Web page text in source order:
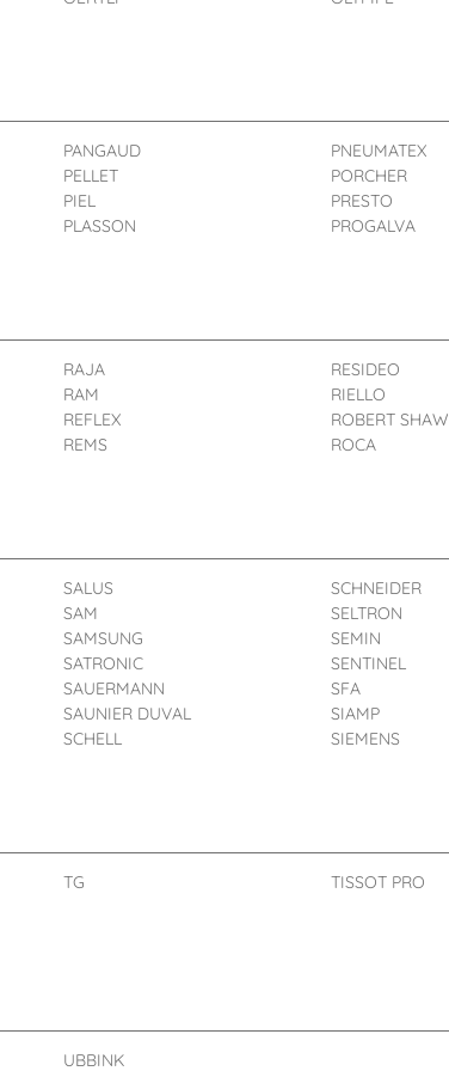
PANGAUD
PELLET
PIEL
PLASSON
PNEUMATEX
PORCHER
PRESTO
PROGALVA
RAJA
RAM
REFLEX
REMS
RESIDEO
RIELLO
ROBERT SHAW
ROCA
SALUS
SAM
SAMSUNG
SATRONIC
SAUERMANN
SAUNIER DUVAL
SCHELL
SCHNEIDER
SELTRON
SEMIN
SENTINEL
SFA
SIAMP
SIEMENS
TG TISSOT PRO
UBBINK